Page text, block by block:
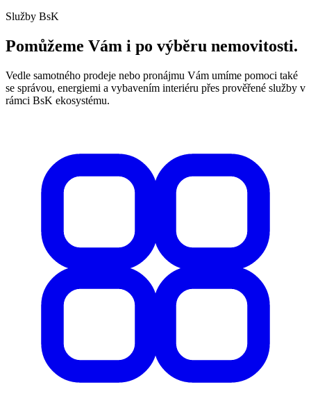
Služby BsK
Pomůžeme Vám i po výběru nemovitosti.
Vedle samotného prodeje nebo pronájmu Vám umíme pomoci také
se správou, energiemi a vybavením interiéru přes prověřené služby v
rámci BsK ekosystému.